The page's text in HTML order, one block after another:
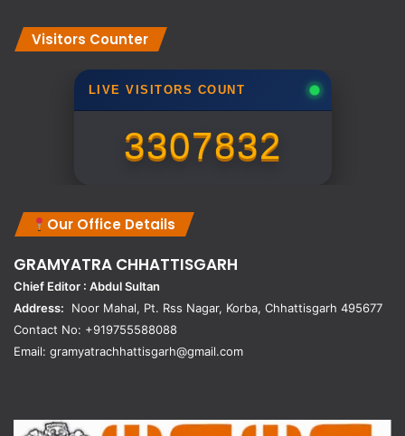
Visitors Counter
LIVE VISITORS COUNT
3307832
Our Office Details
GRAMYATRA CHHATTISGARH
Chief Editor : Abdul Sultan
Address: Noor Mahal, Pt. Rss Nagar, Korba, Chhattisgarh 495677
Contact No: +919755588088
Email: gramyatrachhattisgarh@gmail.com